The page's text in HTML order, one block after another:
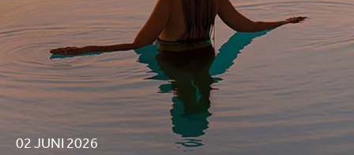
02 JUNI 2026